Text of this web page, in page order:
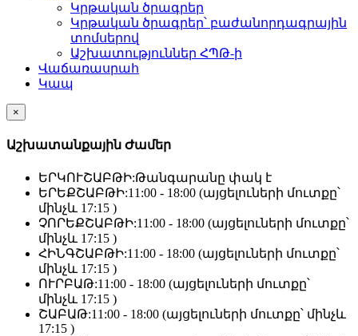
Կրթական ծրագրեր
Կրթական ծրագրեր՝ բաժանորդագրային
տոմսերով
Աշխատություններ ՀՊԹ-ի
Վաճառասրահ
Կապ
×
Աշխատանքային Ժամեր
ԵՐԿՈՒՇԱԲԹԻ:Թանգարանը փակ է
ԵՐԵՔՇԱԲԹԻ:11:00 - 18:00 (այցելուների մուտքը՝
մինչև 17:15 )
ՉՈՐԵՔՇԱԲԹԻ:11:00 - 18:00 (այցելուների մուտքը՝
մինչև 17:15 )
ՀԻՆԳՇԱԲԹԻ:11:00 - 18:00 (այցելուների մուտքը՝
մինչև 17:15 )
ՈՒՐԲԱԹ:11:00 - 18:00 (այցելուների մուտքը՝
մինչև 17:15 )
ՇԱԲԱԹ:11:00 - 18:00 (այցելուների մուտքը՝ մինչև
17:15 )